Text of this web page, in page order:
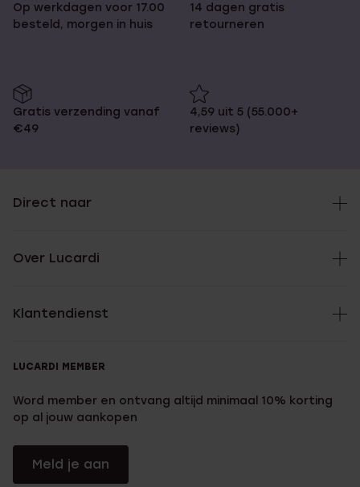
Op werkdagen voor 17.00
besteld, morgen in huis
14 dagen gratis
retourneren
Gratis verzending vanaf
€49
4,59 uit 5 (55.000+
reviews)
Direct naar
Over Lucardi
Klantendienst
LUCARDI MEMBER
Word member en ontvang altijd minimaal 10% korting
op al jouw aankopen
Meld je aan